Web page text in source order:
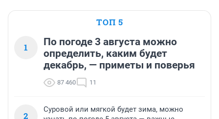
ТОП 5
1
По погоде 3 августа можно
определить, каким будет
декабрь, — приметы и поверья
87 460 11
2
Суровой или мягкой будет зима, можно